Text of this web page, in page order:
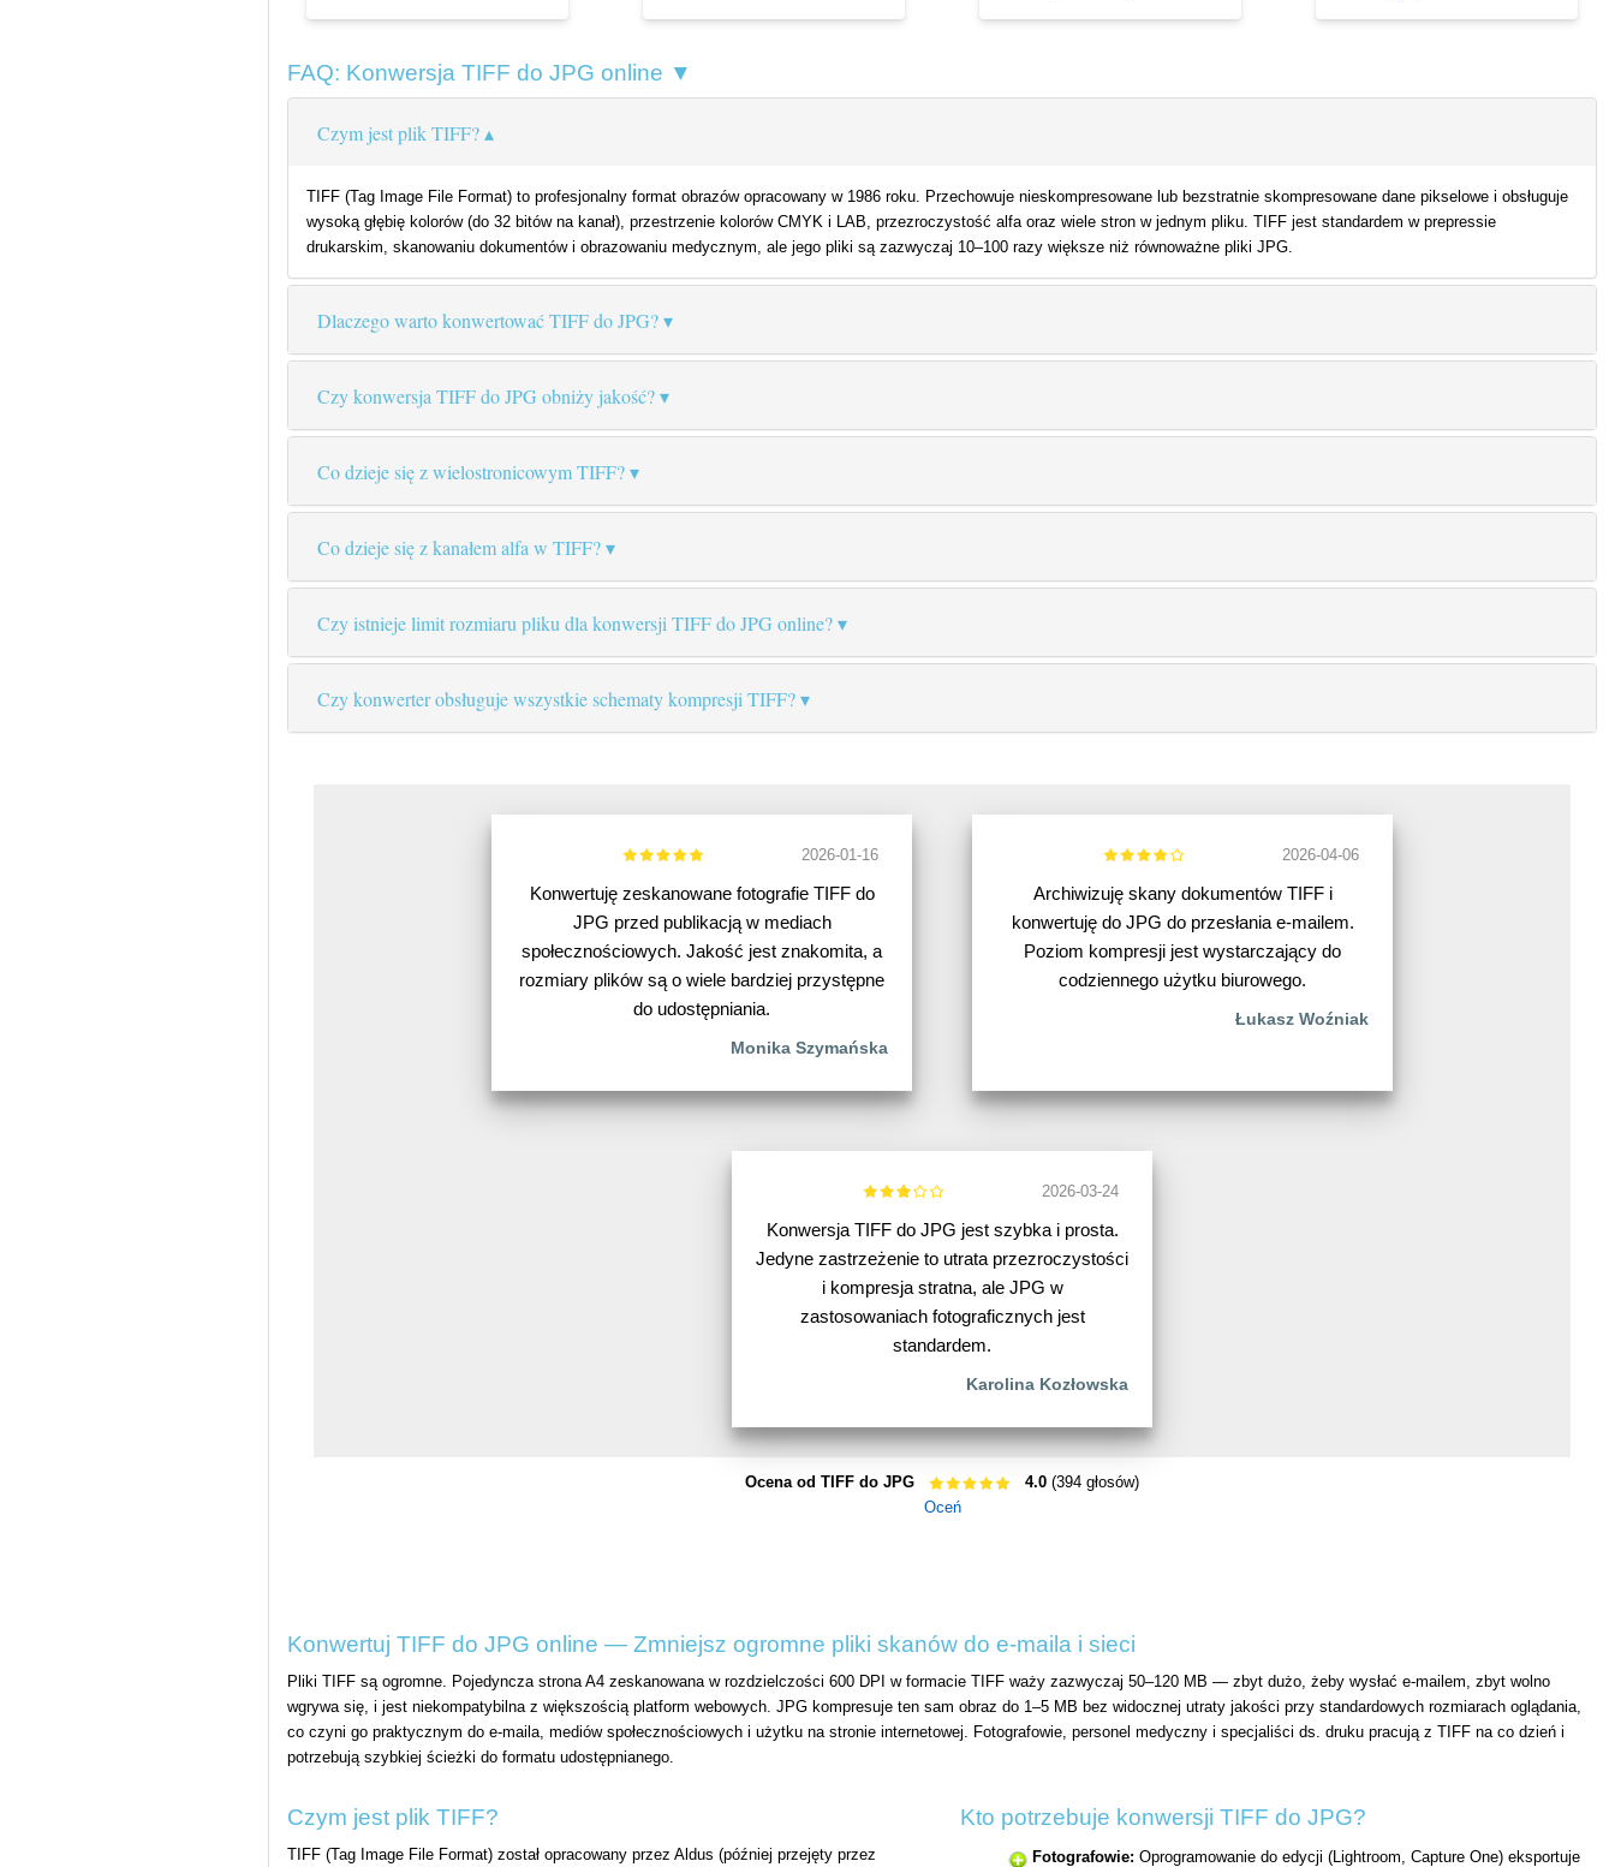
FAQ: Konwersja TIFF do JPG online ▼
Czym jest plik TIFF?
TIFF (Tag Image File Format) to profesjonalny format obrazów opracowany w 1986 roku. Przechowuje nieskompresowane lub bezstratnie skompresowane dane pikselowe i obsługuje
wysoką głębię kolorów (do 32 bitów na kanał), przestrzenie kolorów CMYK i LAB, przezroczystość alfa oraz wiele stron w jednym pliku. TIFF jest standardem w prepressie
drukarskim, skanowaniu dokumentów i obrazowaniu medycznym, ale jego pliki są zazwyczaj 10–100 razy większe niż równoważne pliki JPG.
Dlaczego warto konwertować TIFF do JPG?
Czy konwersja TIFF do JPG obniży jakość?
Co dzieje się z wielostronicowym TIFF?
Co dzieje się z kanałem alfa w TIFF?
Czy istnieje limit rozmiaru pliku dla konwersji TIFF do JPG online?
Czy konwerter obsługuje wszystkie schematy kompresji TIFF?
2026-01-16
Konwertuję zeskanowane fotografie TIFF do
JPG przed publikacją w mediach
społecznościowych. Jakość jest znakomita, a
rozmiary plików są o wiele bardziej przystępne
do udostępniania.
Monika Szymańska
2026-04-06
Archiwizuję skany dokumentów TIFF i
konwertuję do JPG do przesłania e-mailem.
Poziom kompresji jest wystarczający do
codziennego użytku biurowego.
Łukasz Woźniak
2026-03-24
Konwersja TIFF do JPG jest szybka i prosta.
Jedyne zastrzeżenie to utrata przezroczystości
i kompresja stratna, ale JPG w
zastosowaniach fotograficznych jest
standardem.
Karolina Kozłowska
Ocena od TIFF do JPG 4.0 (394 głosów)
Oceń
Konwertuj TIFF do JPG online — Zmniejsz ogromne pliki skanów do e-maila i sieci
Pliki TIFF są ogromne. Pojedyncza strona A4 zeskanowana w rozdzielczości 600 DPI w formacie TIFF waży zazwyczaj 50–120 MB — zbyt dużo, żeby wysłać e-mailem, zbyt wolno
wgrywa się, i jest niekompatybilna z większością platform webowych. JPG kompresuje ten sam obraz do 1–5 MB bez widocznej utraty jakości przy standardowych rozmiarach oglądania,
co czyni go praktycznym do e-maila, mediów społecznościowych i użytku na stronie internetowej. Fotografowie, personel medyczny i specjaliści ds. druku pracują z TIFF na co dzień i
potrzebują szybkiej ścieżki do formatu udostępnianego.
Czym jest plik TIFF?
TIFF (Tag Image File Format) został opracowany przez Aldus (później przejęty przez
Kto potrzebuje konwersji TIFF do JPG?
Fotografowie: Oprogramowanie do edycji (Lightroom, Capture One) eksportuje